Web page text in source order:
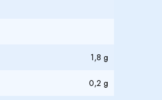
1,8 g
0,2 g